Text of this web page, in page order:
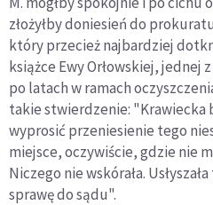
złożyłby doniesień do
który przecież najbardziej
książce Ewy Orłowskiej, jednej
po latach w ramach
takie stwierdzenie: "Krawiecka
wyprosić przeniesienie tego
miejsce, oczywiście, gdzie nie
Niczego nie wskórała.
sprawę do sądu".